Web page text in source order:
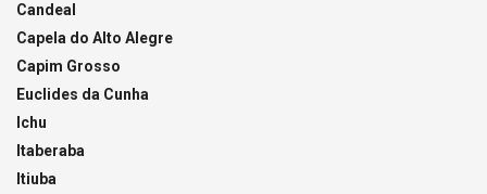
Candeal
Capela do Alto Alegre
Capim Grosso
Euclides da Cunha
Ichu
Itaberaba
Itiuba